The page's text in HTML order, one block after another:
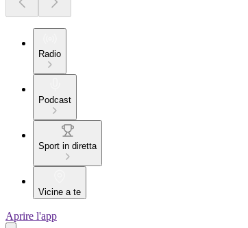
Radio
Podcast
Sport in diretta
Vicine a te
Aprire l'app